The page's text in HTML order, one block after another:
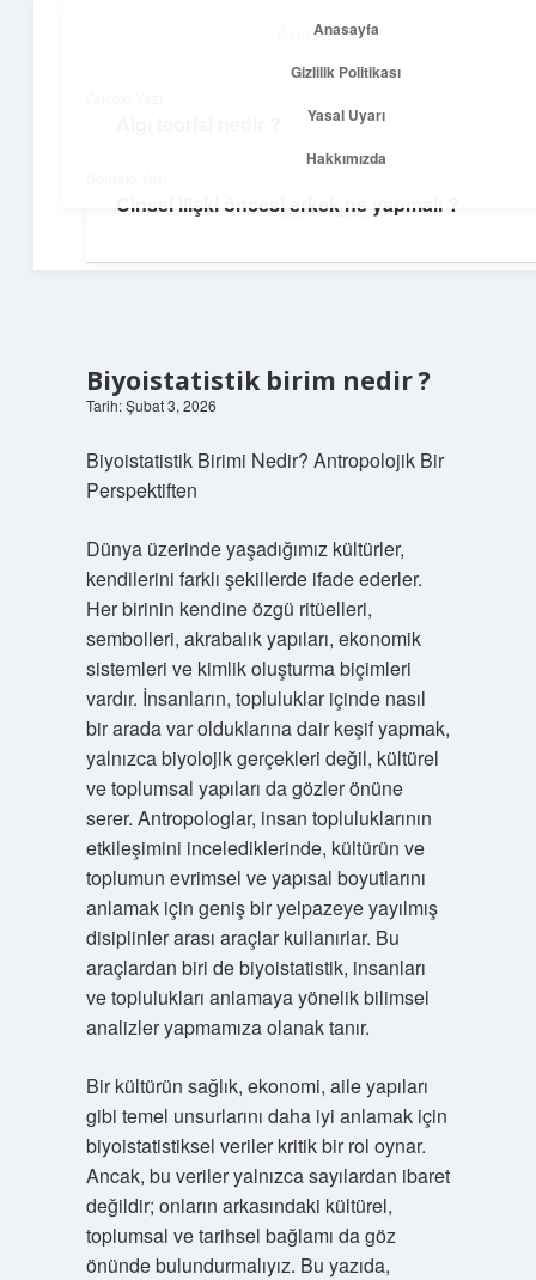
Anasayfa
Yasal Uyarı
Hakkımızda
Temiz Fikir Pınarı
Biyoistatistik birim nedir ?
Tarih: Şubat 3, 2026
Biyoistatistik Birimi Nedir? Antropolojik Bir
Perspektiften
Dünya üzerinde yaşadığımız kültürler,
kendilerini farklı şekillerde ifade ederler.
Her birinin kendine özgü ritüelleri,
sembolleri, akrabalık yapıları, ekonomik
sistemleri ve kimlik oluşturma biçimleri
vardır. İnsanların, topluluklar içinde nasıl
bir arada var olduklarına dair keşif yapmak,
yalnızca biyolojik gerçekleri değil, kültürel
ve toplumsal yapıları da gözler önüne
serer. Antropologlar, insan topluluklarının
etkileşimini incelediklerinde, kültürün ve
toplumun evrimsel ve yapısal boyutlarını
anlamak için geniş bir yelpazeye yayılmış
disiplinler arası araçlar kullanırlar. Bu
araçlardan biri de biyoistatistik, insanları
ve toplulukları anlamaya yönelik bilimsel
analizler yapmamıza olanak tanır.
Bir kültürün sağlık, ekonomi, aile yapıları
gibi temel unsurlarını daha iyi anlamak için
biyoistatistiksel veriler kritik bir rol oynar.
Ancak, bu veriler yalnızca sayılardan ibaret
değildir; onların arkasındaki kültürel,
toplumsal ve tarihsel bağlamı da göz
önünde bulundurmalıyız. Bu yazıda,
Cinsel ilişki öncesi erkek ne yapmalı ?
Anasayfa
Gizlilik Politikası
Yasal Uyarı
Hakkımızda